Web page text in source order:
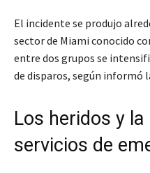
El incidente se produjo
sector de Miami conocido
entre dos grupos se
de disparos, según informó
Los heridos y
servicios de